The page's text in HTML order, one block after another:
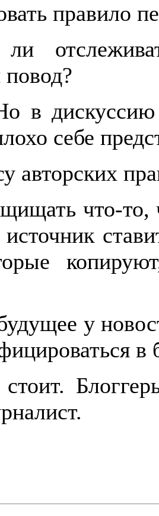
правило
в дискуссию
себе
авторских
что-то,
у
в